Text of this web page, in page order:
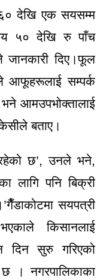
६० देखि एक सयसम्म
५० देखि रु पाँच
जानकारी दिए।फूल
आफूहरूलाई सम्पर्क
आमउपभोक्तालाई
बताए।
छ’, उनले भने,
लागि पनि बिक्री
सयपत्री
किसानलाई
दिन सुरु गरिएको
छ । नगरपालिकाका